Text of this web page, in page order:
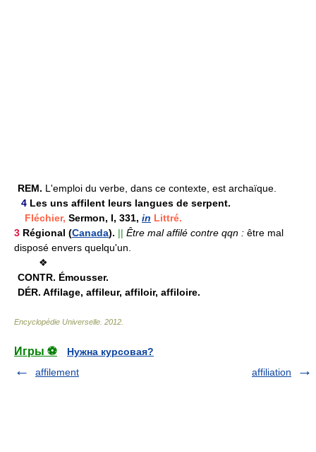
REM. L'emploi du verbe, dans ce contexte, est archaïque.
4 Les uns affilent leurs langues de serpent.
Fléchier, Sermon, I, 331, in Littré.
3 Régional (Canada). || Être mal affilé contre qqn : être mal
disposé envers quelqu'un.
❖
CONTR. Émousser.
DÉR. Affilage, affileur, affiloir, affiloire.
Encyclopédie Universelle 2012
Игры ⚽
Нужна курсовая?
affilement
affiliation